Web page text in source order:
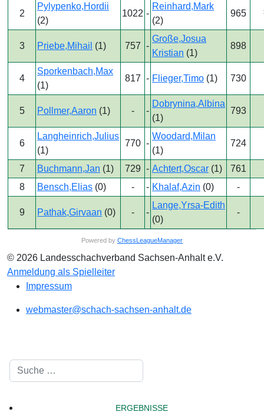
2
Pylypenko,Hordii
(2)
1022 -
Reinhard,Mark
(2)
965
3 Priebe,Mihail (1) 757 -
Große,Josua
Kristian (1)
898
4
Sporkenbach,Max
(1)
817 - Flieger,Timo (1) 730
5 Pollmer,Aaron (1) - -
Dobrynina,Albina
(1)
793
6
Langheinrich,Julius
(1)
770 -
Woodard,Milan
(1)
724
7 Buchmann,Jan (1) 729 - Achtert,Oscar (1)
761
8
Bensch,Elias (0) - - Khalaf,Azin (0) -
9 Pathak,Girvaan (0) - -
Lange,Yrsa-Edith
(0)
-
Powered by ChessLeagueManager
© 2026 Landesschachverband Sachsen-Anhalt e.V.
Anmeldung als Spielleiter
Impressum
webmaster@schach-sachsen-anhalt.de
ERGEBNISSE